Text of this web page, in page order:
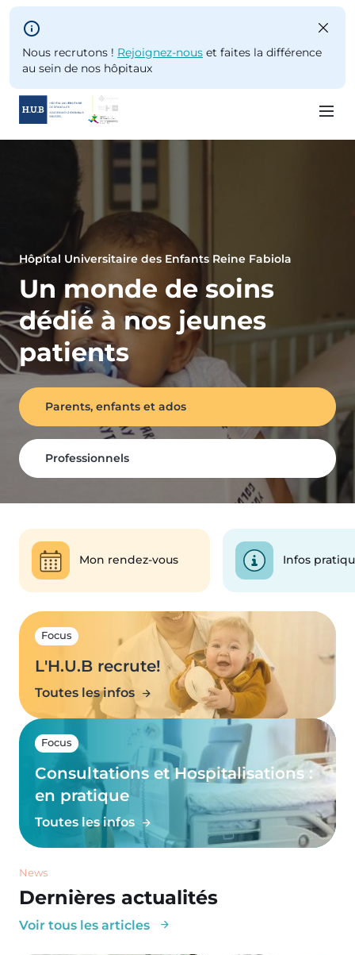
Skip to main content
Nous recrutons ! Rejoignez-nous et faites la différence
au sein de nos hôpitaux
Hôpital Universitaire des Enfants Reine Fabiola
Un monde de soins
dédié à nos jeunes
patients
Parents, enfants et ados
Professionnels
Mon rendez-vous Infos
Focus
L'H.U.B recrute!
Toutes les infos
Focus
Consultations et Hospitalisations :
en pratique
Toutes les infos
News
Dernières actualités
Voir tous les articles